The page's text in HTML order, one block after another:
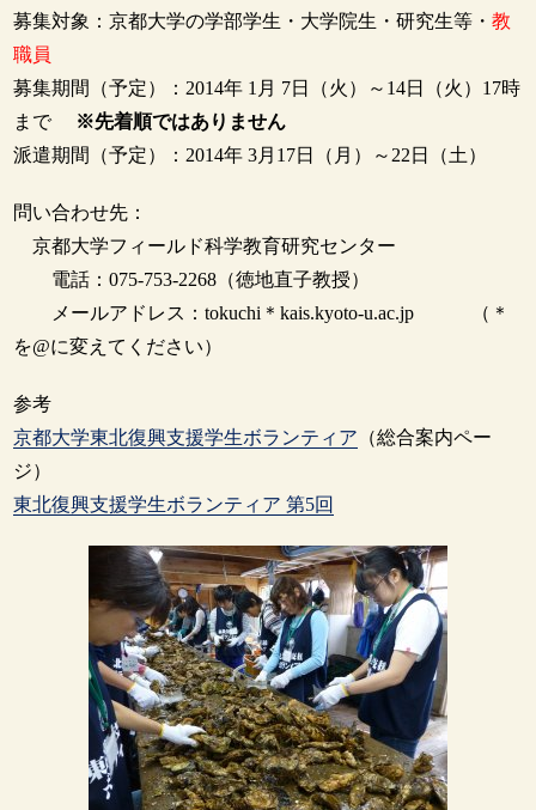
募集対象：京都大学の学部学生・大学院生・研究生等・教
職員
募集期間（予定）：2014年 1月 7日（火）～14日（火）17時
まで ※先着順ではありません
派遣期間（予定）：2014年 3月17日（月）～22日（土）
問い合わせ先：
京都大学フィールド科学教育研究センター
電話：075-753-2268（徳地直子教授）
メールアドレス：tokuchi＊kais.kyoto-u.ac.jp （＊
を@に変えてください）
参考
京都大学東北復興支援学生ボランティア （総合案内ペー
ジ）
東北復興支援学生ボランティア 第5回